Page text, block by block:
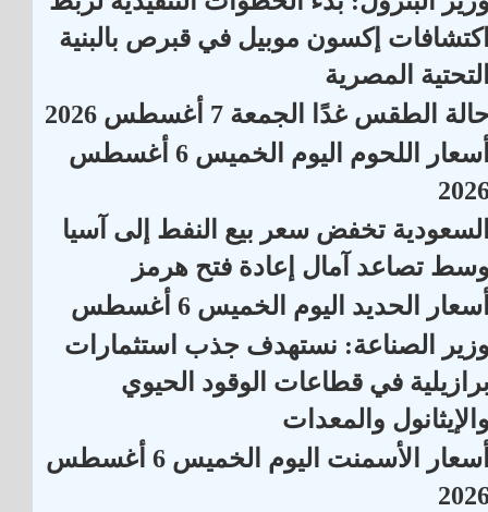
إكسون موبيل في قبرص بالبنية
المصرية
الطقس غدًا الجمعة 7 أغسطس 2026
أسعار اللحوم اليوم الخميس 6 أغسطس
تخفض سعر بيع النفط إلى آسيا
تصاعد آمال إعادة فتح هرمز
الحديد اليوم الخميس 6 أغسطس
الصناعة: نستهدف جذب استثمارات
في قطاعات الوقود الحيوي
والمعدات
أسعار الأسمنت اليوم الخميس 6 أغسطس